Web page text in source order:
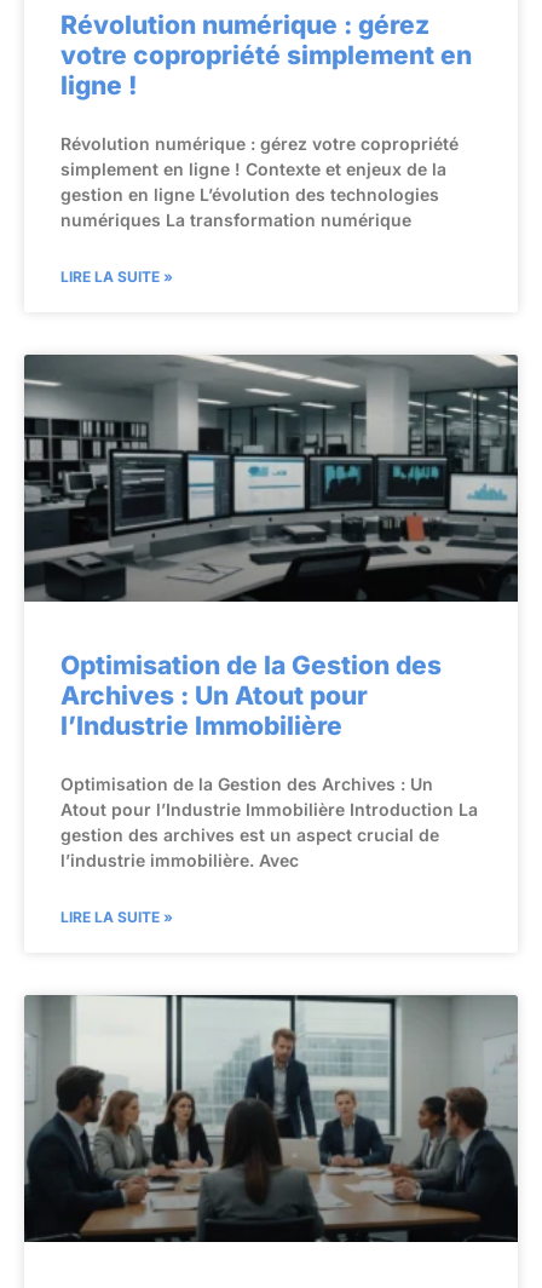
Révolution numérique : gérez
votre copropriété simplement en
ligne !
Révolution numérique : gérez votre copropriété
simplement en ligne ! Contexte et enjeux de la
gestion en ligne L’évolution des technologies
numériques La transformation numérique
LIRE LA SUITE »
Optimisation de la Gestion des
Archives : Un Atout pour
l’Industrie Immobilière
Optimisation de la Gestion des Archives : Un
Atout pour l’Industrie Immobilière Introduction La
gestion des archives est un aspect crucial de
l’industrie immobilière. Avec
LIRE LA SUITE »